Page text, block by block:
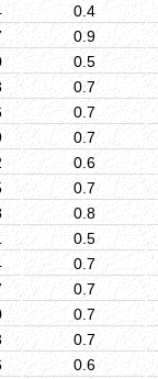
0.4
0.9
0.5
0.7
0.7
0.7
0.6
0.7
0.8
0.5
0.7
0.7
0.7
0.7
0.6